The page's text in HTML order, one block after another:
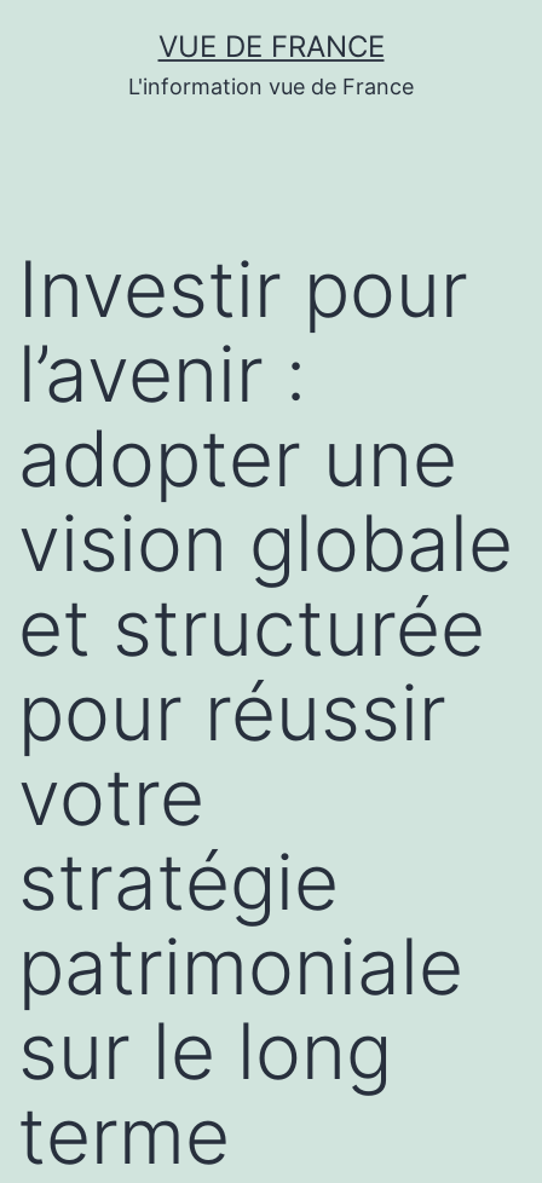
VUE DE FRANCE
L'information vue de France
Investir pour
l’avenir :
adopter une
vision globale
et structurée
pour réussir
votre
stratégie
patrimoniale
sur le long
terme